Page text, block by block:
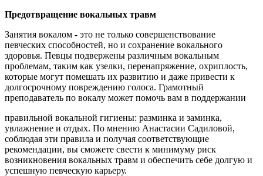
Предотвращение вокальных травм
Занятия вокалом - это не только совершенствование
певческих способностей, но и сохранение вокального
здоровья. Певцы подвержены различным вокальным
проблемам, таким как узелки, перенапряжение, охриплость,
которые могут помешать их развитию и даже привести к
долгосрочному повреждению голоса. Грамотный
преподаватель по вокалу может помочь вам в поддержании
правильной вокальной гигиены: разминка и заминка,
увлажнение и отдых. По мнению Анастасии Садиловой,
соблюдая эти правила и получая соответствующие
рекомендации, вы сможете свести к минимуму риск
возникновения вокальных травм и обеспечить себе долгую и
успешную певческую карьеру.